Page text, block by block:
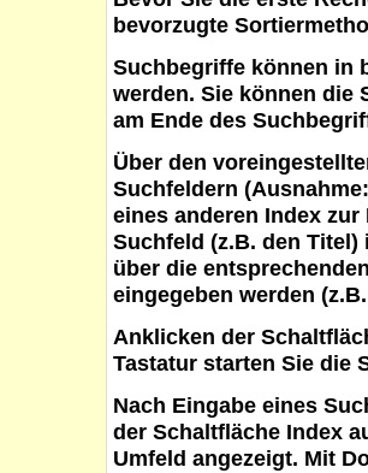
bevorzugte
Suchbegriffe können in
werden. Sie können die
am Ende des
Über den
Suchfeldern
eines anderen Index
Suchfeld (z.B. den
über die
eingegeben werden
Anklicken der
Tastatur starten Sie die
Nach Eingabe eines
der Schaltfläche Index
Umfeld angezeigt. Mit